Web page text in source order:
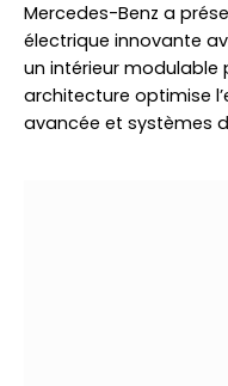
Mercedes-Benz a
électrique innovante
un intérieur modulable
architecture optimise
avancée et systèmes